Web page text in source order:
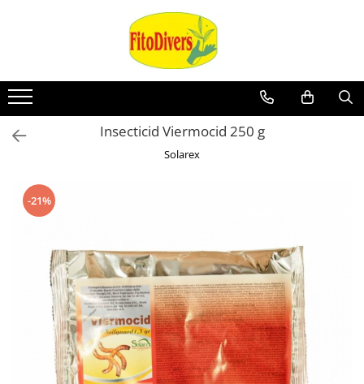
Insecticid Viermocid 250 g
Solarex
-21%